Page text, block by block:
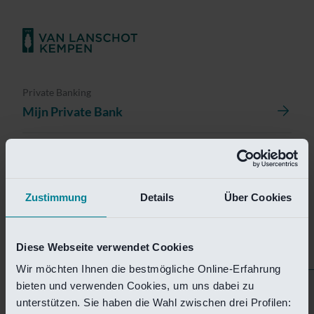
Zustimmung Details Über Cookies
Diese Webseite verwendet Cookies
Wir möchten Ihnen die bestmögliche Online-Erfahrung
bieten und verwenden Cookies, um uns dabei zu
unterstützen. Sie haben die Wahl zwischen drei Profilen:
Private Banking
Mijn Private Bank
Helaas is deze pagina